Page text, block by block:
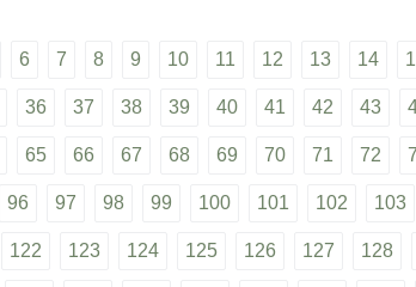
6 7 8 9 10 11 12 13 14
36 37 38 39 40 41 42 43
65 66 67 68 69 70 71 72
96 97 98 99 100 101 102 103
122 123 124 125 126 127 128